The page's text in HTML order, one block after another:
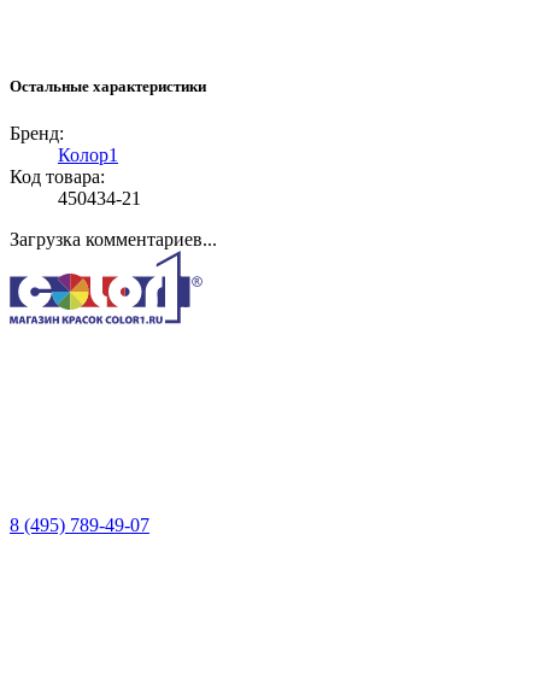
Остальные характеристики
Бренд:
Колор1
Код товара:
450434-21
Загрузка комментариев...
8 (495) 789-49-07